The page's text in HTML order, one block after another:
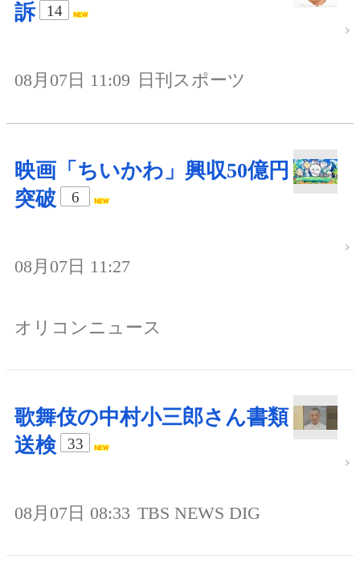
訴
14
08月07日 11:09 日刊スポーツ
映画「ちいかわ」興収50億円
突破
6
08月07日 11:27
オリコンニュース
歌舞伎の中村小三郎さん書類
送検
33
08月07日 08:33 TBS NEWS DIG